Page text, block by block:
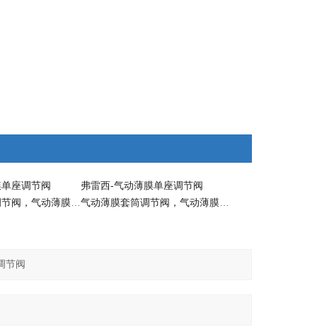
座调节阀
弗雷西-气动薄膜单座调节阀